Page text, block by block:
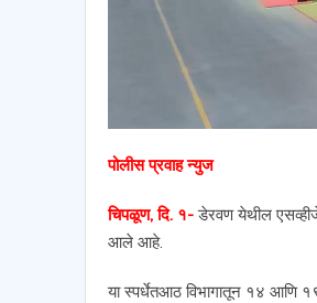
पोलीस प्रवाह न्युज
चिपळूण, दि. १-डेरवण येथील
आले आहे.
या स्पर्धेतआठ विभागातून १४ आणि १९